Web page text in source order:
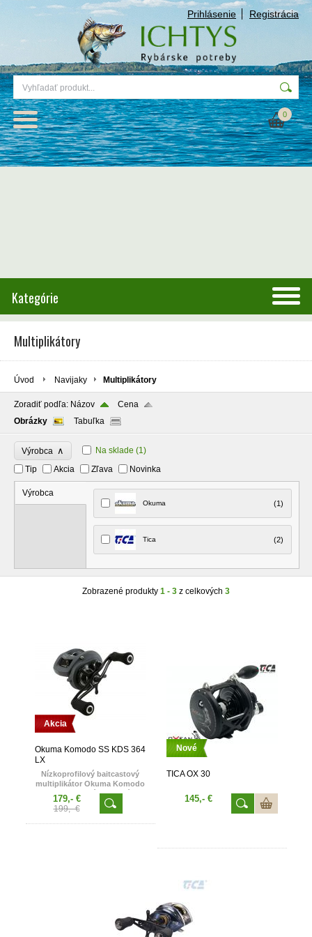
Prihlásenie Registrácia
0
Kategórie
Multiplikátory
Úvod Navijaky Multiplikátory
Zoradiť podľa: Názov
Cena
Obrázky
Tabuľka
Výrobca ∧ Na sklade (1)
Tip
Akcia Zľava Novinka
Výrobca
Okuma (1)
Tica (2)
Zobrazené produkty 1 - 3 z celkových 3
Akcia
Okuma Komodo SS KDS 364
LX
Nízkoprofilový baitcastový
multiplikátor Okuma Komodo
SS je vybavený ozubenými
kolečkom a hnacím hriadeľom
z nerezovej ocele. Spolu s
úžasnou úrovňou tažného
179,- €
199,- €
Nové
TICA OX 30
145,- €